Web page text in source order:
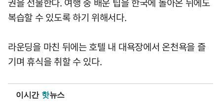
복습할 수 있도록 하기 위해서다.
라운딩을 마친 뒤에는 호텔 내 대욕장에서 온천욕을 즐
기며 휴식을 취할 수 있다.
이시간 핫뉴스